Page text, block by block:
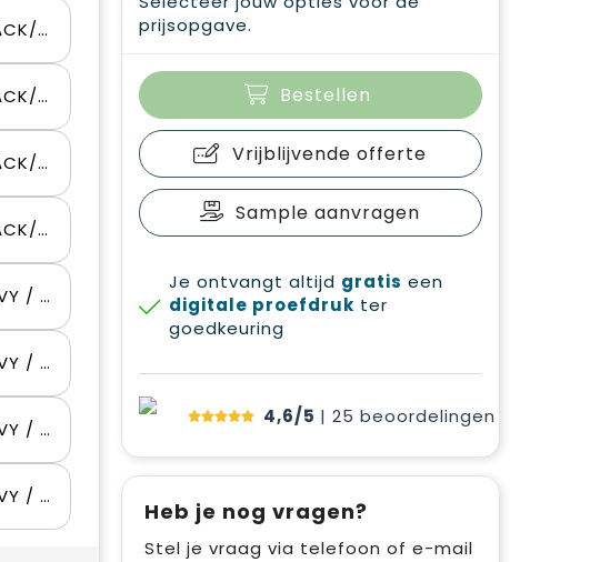
BLACK/GOLD
BLACK/ORANGE
BLACK/ROYAL
BLACK/WHITE
NAVY / GOLD
NAVY / ORANGE
NAVY / ROYAL
NAVY / WHITE
prijsopgave.
Bestellen
Vrijblijvende offerte
Sample aanvragen
Je ontvangt altijd gratis een
digitale proefdruk ter
goedkeuring
4,6/5 | 25 beoordelingen
Heb je nog vragen?
Stel je vraag via telefoon of e-mail